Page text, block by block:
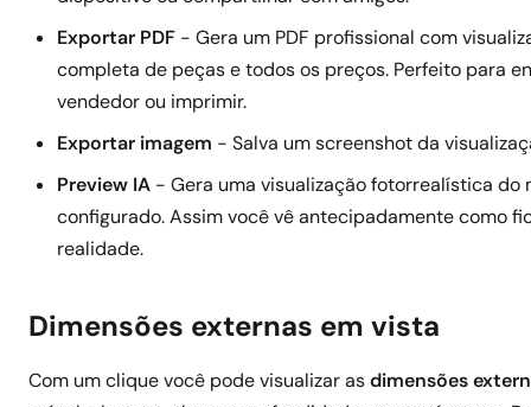
Exportar PDF - Gera um PDF profissional com
completa de peças e todos os preços. Perfeito para
vendedor ou imprimir.
Exportar imagem - Salva um screenshot da
Preview IA - Gera uma visualização fotorrealística do
configurado. Assim você vê antecipadamente como
realidade.
Dimensões externas em vista
Com um clique você pode visualizar asdimensões